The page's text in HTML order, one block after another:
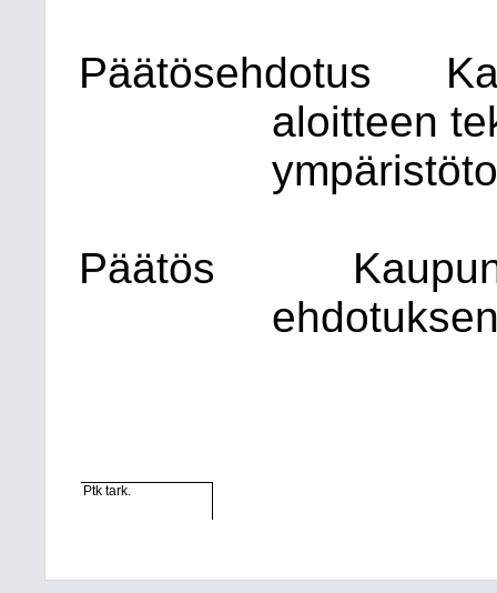
Päätösehdotus
aloitteen
Päätös
Ptk tark.